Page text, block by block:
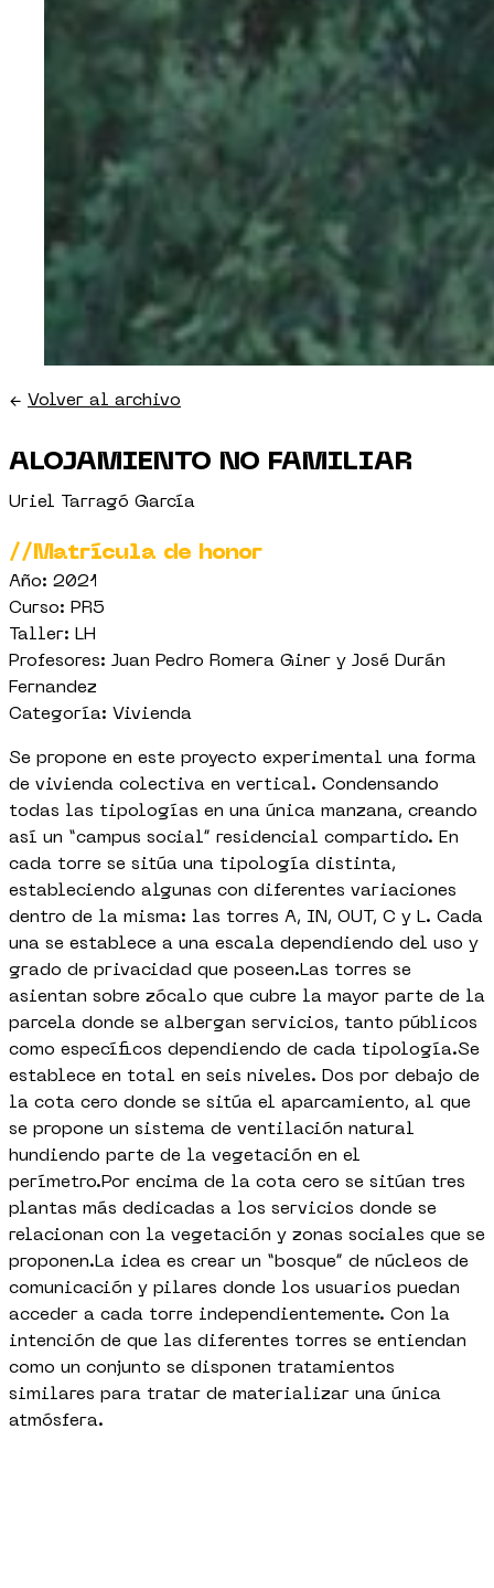
← Volver al archivo
ALOJAMIENTO NO FAMILIAR
Uriel Tarragó García
//Matrícula de honor
Año: 2021
Curso: PR5
Taller: LH
Profesores: Juan Pedro Romera Giner y José Durán
Fernandez
Categoría: Vivienda
Se propone en este proyecto experimental una forma
de vivienda colectiva en vertical. Condensando
todas las tipologías en una única manzana, creando
así un “campus social” residencial compartido. En
cada torre se sitúa una tipología distinta,
estableciendo algunas con diferentes variaciones
dentro de la misma: las torres A, IN, OUT, C y L. Cada
una se establece a una escala dependiendo del uso y
grado de privacidad que poseen.Las torres se
asientan sobre zócalo que cubre la mayor parte de la
parcela donde se albergan servicios, tanto públicos
como específicos dependiendo de cada tipología.Se
establece en total en seis niveles. Dos por debajo de
la cota cero donde se sitúa el aparcamiento, al que
se propone un sistema de ventilación natural
hundiendo parte de la vegetación en el
perímetro.Por encima de la cota cero se sitúan tres
plantas más dedicadas a los servicios donde se
relacionan con la vegetación y zonas sociales que se
proponen.La idea es crear un “bosque” de núcleos de
comunicación y pilares donde los usuarios puedan
acceder a cada torre independientemente. Con la
intención de que las diferentes torres se entiendan
como un conjunto se disponen tratamientos
similares para tratar de materializar una única
atmósfera.